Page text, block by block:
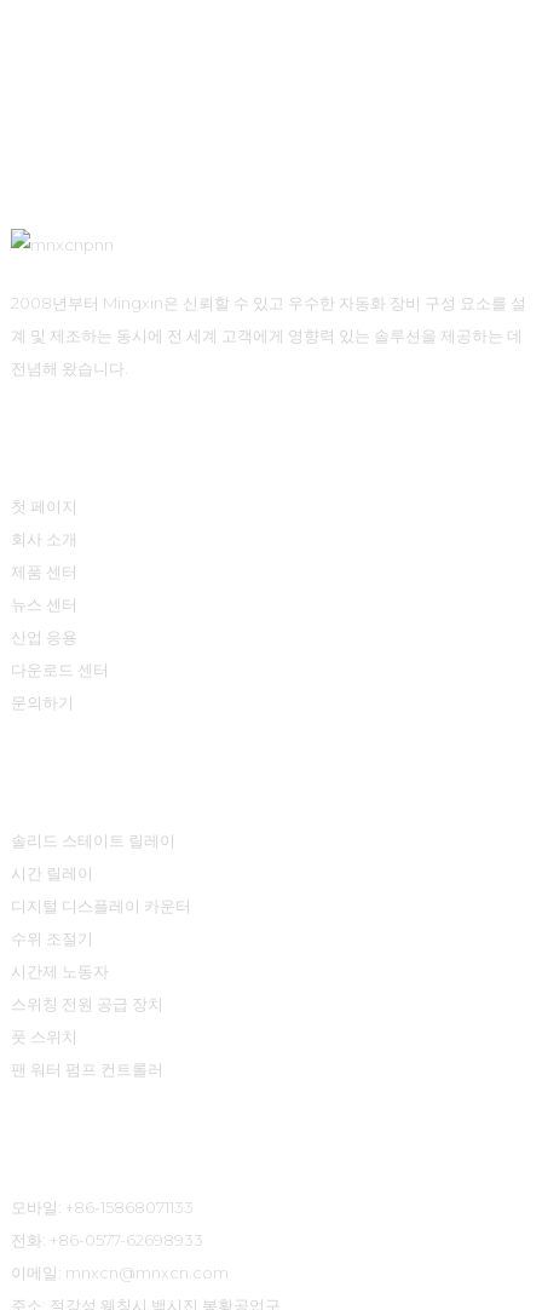
2008년부터 Mingxin은 신뢰할 수 있고 우수한 자동화 장비 구성 요소를 설
계 및 제조하는 동시에 전 세계 고객에게 영향력 있는 솔루션을 제공하는 데
전념해 왔습니다.
첫 페이지
회사 소개
제품 센터
뉴스 센터
산업 응용
다운로드 센터
문의하기
솔리드 스테이트 릴레이
시간 릴레이
디지털 디스플레이 카운터
수위 조절기
시간제 노동자
스위칭 전원 공급 장치
풋 스위치
팬 워터 펌프 컨트롤러
모바일: +86-15868071133
전화: +86-0577-62698933
이메일: mnxcn@mnxcn.com
주소: 절강성 웨칭시 백시진 봉황공업구